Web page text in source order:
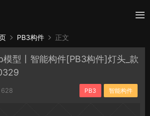
PB3构件 构件 轮廓
PB3构件 正文
型丨智能构件[PB3构件]灯头_款
628 PB3 智能构件